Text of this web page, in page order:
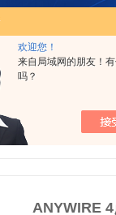
欢迎您！
来自局域网的朋友！
吗？
ANYWIRE